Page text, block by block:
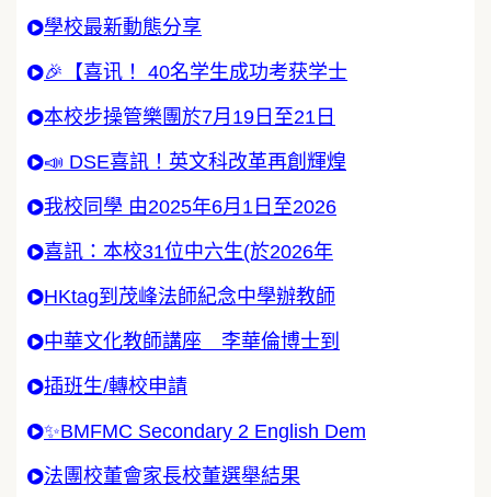
學校最新動態分享
🎉【喜讯！ 40名学生成功考获学士
本校步操管樂團於7月19日至21日
📣 DSE喜訊！英文科改革再創輝煌
我校同學 由2025年6月1日至2026
喜訊：本校31位中六生(於2026年
HKtag到茂峰法師紀念中學辦教師
中華文化教師講座 李華倫博士到
插班生/轉校申請
✨BMFMC Secondary 2 English Dem
法團校董會家長校董選舉結果